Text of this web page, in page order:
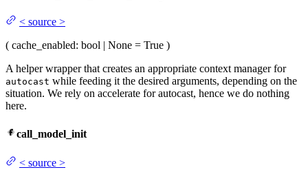
< source >
( cache_enabled: bool | None = True )
A helper wrapper that creates an appropriate context manager for
autocast while feeding it the desired arguments, depending on the
situation. We rely on accelerate for autocast, hence we do nothing
here.
call_model_init
< source >